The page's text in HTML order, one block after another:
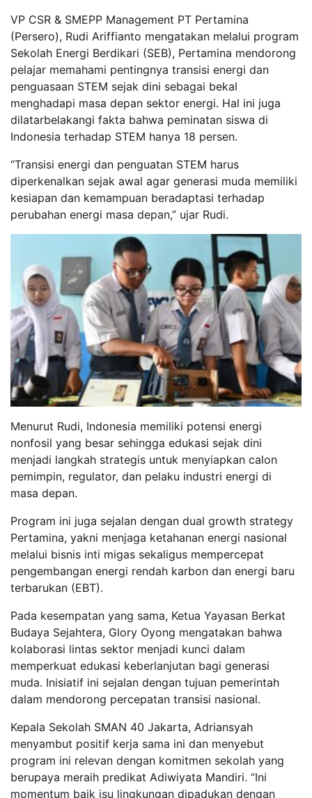
VP CSR & SMEPP Management PT Pertamina
(Persero), Rudi Ariffianto mengatakan melalui program
Sekolah Energi Berdikari (SEB), Pertamina mendorong
pelajar memahami pentingnya transisi energi dan
penguasaan STEM sejak dini sebagai bekal
menghadapi masa depan sektor energi. Hal ini juga
dilatarbelakangi fakta bahwa peminatan siswa di
Indonesia terhadap STEM hanya 18 persen.
“Transisi energi dan penguatan STEM harus
diperkenalkan sejak awal agar generasi muda memiliki
kesiapan dan kemampuan beradaptasi terhadap
perubahan energi masa depan,” ujar Rudi.
Menurut Rudi, Indonesia memiliki potensi energi
nonfosil yang besar sehingga edukasi sejak dini
menjadi langkah strategis untuk menyiapkan calon
pemimpin, regulator, dan pelaku industri energi di
masa depan.
Program ini juga sejalan dengan dual growth strategy
Pertamina, yakni menjaga ketahanan energi nasional
melalui bisnis inti migas sekaligus mempercepat
pengembangan energi rendah karbon dan energi baru
terbarukan (EBT).
Pada kesempatan yang sama, Ketua Yayasan Berkat
Budaya Sejahtera, Glory Oyong mengatakan bahwa
kolaborasi lintas sektor menjadi kunci dalam
memperkuat edukasi keberlanjutan bagi generasi
muda. Inisiatif ini sejalan dengan tujuan pemerintah
dalam mendorong percepatan transisi nasional.
Kepala Sekolah SMAN 40 Jakarta, Adriansyah
menyambut positif kerja sama ini dan menyebut
program ini relevan dengan komitmen sekolah yang
berupaya meraih predikat Adiwiyata Mandiri. “Ini
momentum baik isu lingkungan dipadukan dengan